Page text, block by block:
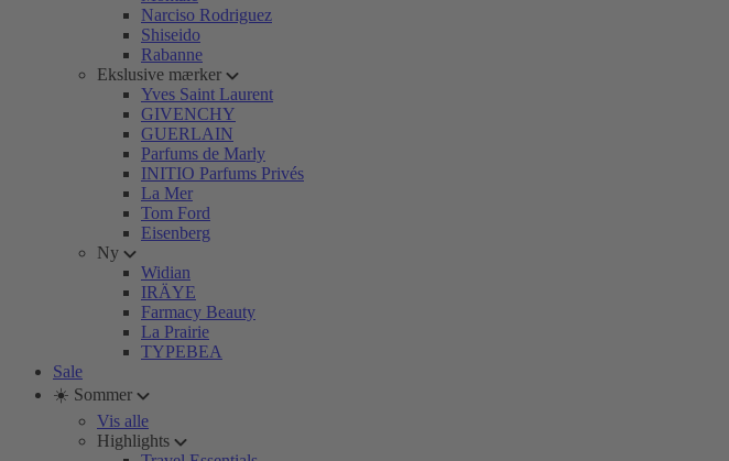
Narciso Rodriguez
Shiseido
Rabanne
Ekslusive mærker
Yves Saint Laurent
GIVENCHY
GUERLAIN
Parfums de Marly
INITIO Parfums Privés
La Mer
Tom Ford
Eisenberg
Ny
Widian
IRÄYE
Farmacy Beauty
La Prairie
TYPEBEA
Sale
☀️ Sommer
Vis alle
Highlights